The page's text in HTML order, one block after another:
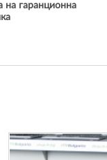
на гаранционна